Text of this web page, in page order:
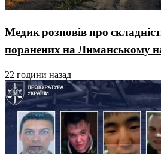
Медик розповів про
поранених на Лиманському
22 години назад